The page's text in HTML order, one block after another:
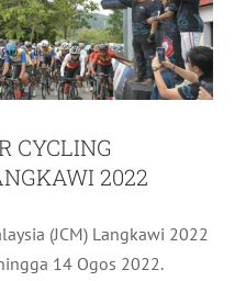
CYCLING
2022
(JCM) Langkawi 2022
14 Ogos 2022.